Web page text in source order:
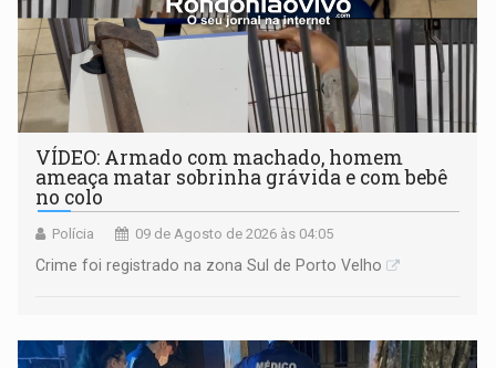
VÍDEO: Armado com machado, homem
ameaça matar sobrinha grávida e com bebê
no colo
Polícia 09 de Agosto de 2026 às 04:05
Crime foi registrado na zona Sul de Porto Velho